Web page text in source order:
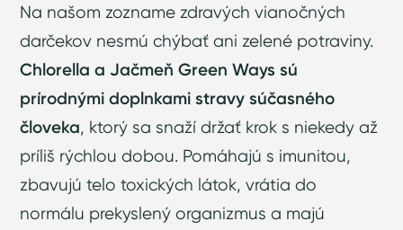
Na našom zozname zdravých vianočných
darčekov nesmú chýbať ani zelené potraviny.
Chlorella a Jačmeň Green Ways sú
prírodnými doplnkami stravy súčasného
človeka, ktorý sa snaží držať krok s niekedy až
príliš rýchlou dobou. Pomáhajú s imunitou,
zbavujú telo toxických látok, vrátia do
normálu prekyslený organizmus a majú